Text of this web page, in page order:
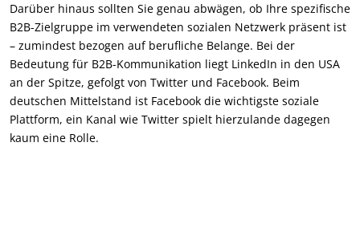
Darüber hinaus sollten Sie genau abwägen, ob Ihre spezifische
B2B-Zielgruppe im verwendeten sozialen Netzwerk präsent ist
– zumindest bezogen auf berufliche Belange. Bei der
Bedeutung für B2B-Kommunikation liegt LinkedIn in den USA
an der Spitze, gefolgt von Twitter und Facebook. Beim
deutschen Mittelstand ist Facebook die wichtigste soziale
Plattform, ein Kanal wie Twitter spielt hierzulande dagegen
kaum eine Rolle.